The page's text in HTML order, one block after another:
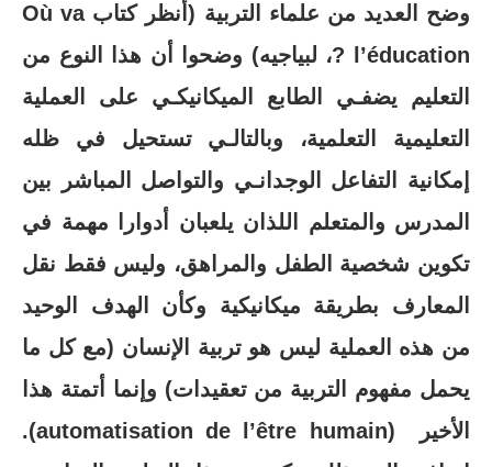
وضح العديد من علماء التربية (أنظر كتابOù va
l’éducation ?
، لبياجيه) وضحوا أن هذا النوع من
التعليم يضفـي الطابع الميكانيكـي على العملية
التعليمية التعلمية، وبالتالـي تستحيل في ظله
إمكانية التفاعل الوجدانـي والتواصل المباشر بين
المدرس والمتعلم اللذان يلعبان أدوارا مهمة في
تكوين شخصية الطفل والمراهق، وليس فقط نقل
المعارف بطريقة ميكانيكية وكأن الهدف الوحيد
من هذه العملية ليس هو تربية الإنسان (مع كل ما
يحمل مفهوم التربية من تعقيدات) وإنما أتمتة هذا
الأخير (automatisation de l’être humain
).